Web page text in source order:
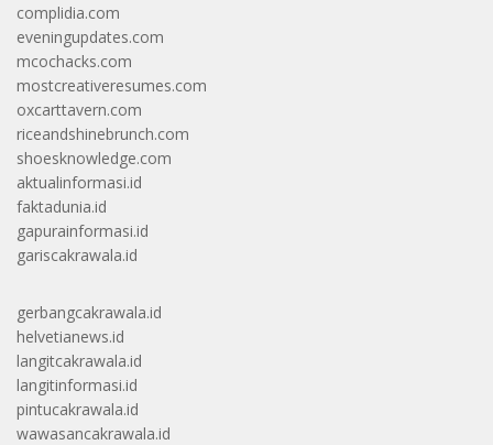
complidia.com
eveningupdates.com
mcochacks.com
mostcreativeresumes.com
oxcarttavern.com
riceandshinebrunch.com
shoesknowledge.com
aktualinformasi.id
faktadunia.id
gapurainformasi.id
gariscakrawala.id
gerbangcakrawala.id
helvetianews.id
langitcakrawala.id
langitinformasi.id
pintucakrawala.id
wawasancakrawala.id